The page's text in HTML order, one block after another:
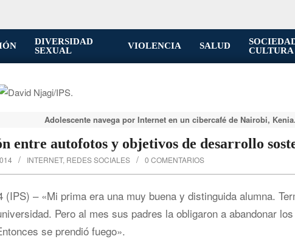
DIVERSIDAD
SEXUAL
VIOLENCIA SALUD
CULTURA
Adolescente navega por Internet en un cibercafé de Nairobi, Kenia.
entre autofotos y objetivos de desarrollo
INTERNET, REDES SOCIALES 0 COMENTARIOS
(IPS) – «Mi prima era una muy buena y distinguida alumna.
Pero al mes sus padres la obligaron a abandonar
se prendió fuego».